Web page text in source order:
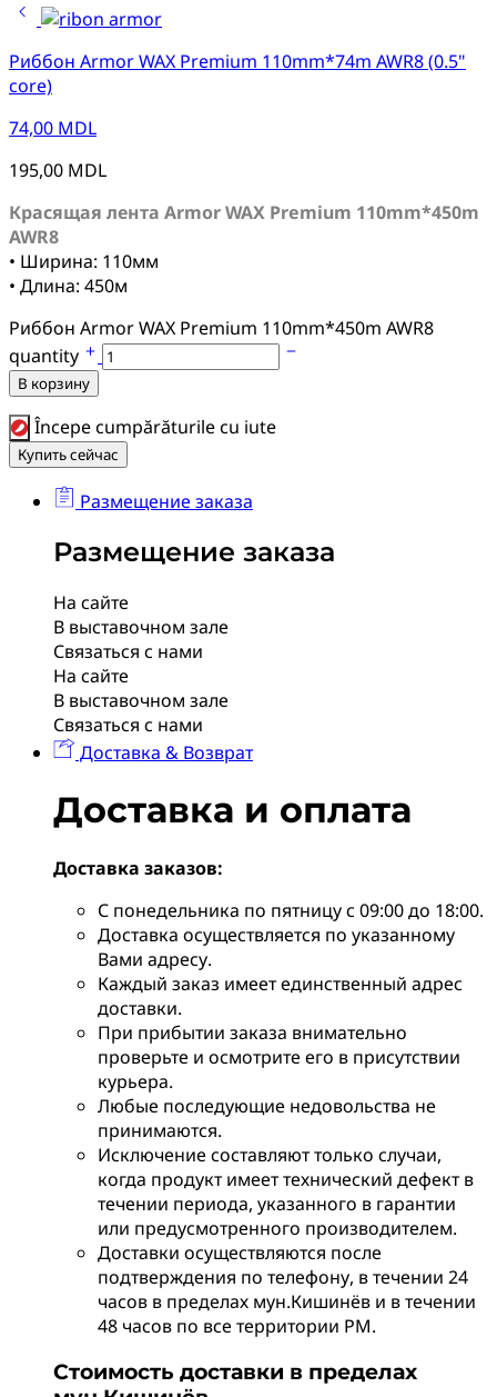
Риббон Armor WAX Premium 110mm*74m AWR8 (0.5"
core)
74,00 MDL
195,00 MDL
Красящая лента Armor WAX Premium 110mm*450m
AWR8
• Ширина: 110мм
• Длина: 450м
Риббон Armor WAX Premium 110mm*450m AWR8
quantity
В корзину
Începe cumpărăturile cu iute
Купить сейчас
Размещение заказа
Размещение заказа
На сайте
В выставочном зале
Связаться с нами
На сайте
В выставочном зале
Связаться с нами
Доставка & Возврат
Доставка и оплата
Доставка заказов:
С понедельника по пятницу с 09:00 до 18:00.
Доставка осуществляется по указанному
Вами адресу.
Каждый заказ имеет единственный адрес
доставки.
При прибытии заказа внимательно
проверьте и осмотрите его в присутствии
курьера.
Любые последующие недовольства не
принимаются.
Исключение составляют только случаи,
когда продукт имеет технический дефект в
течении периода, указанного в гарантии
или предусмотренного производителем.
Доставки осуществляются после
подтверждения по телефону, в течении 24
часов в пределах мун.Кишинёв и в течении
48 часов по все территории РМ.
Стоимость доставки в пределах